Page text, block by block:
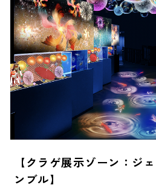
【クラゲ展示ゾーン：ジ
ンブル】